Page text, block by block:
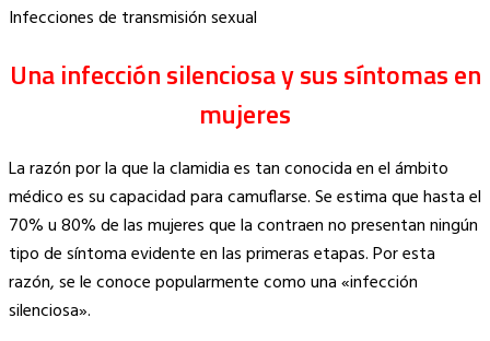
Infecciones de transmisión sexual
Una infección silenciosa y sus síntomas en
mujeres
La razón por la que la clamidia es tan conocida en el ámbito
médico es su capacidad para camuflarse. Se estima que hasta el
70% u 80% de las mujeres que la contraen no presentan ningún
tipo de síntoma evidente en las primeras etapas. Por esta
razón, se le conoce popularmente como una «infección
silenciosa».